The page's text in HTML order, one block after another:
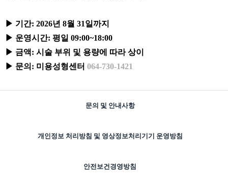
▶ 기간: 2026년 8월 31일까지
▶ 운영시간: 평일 09:00~18:00
▶ 금액: 시술 부위 및 용량에 따라 상이
▶ 문의: 미용성형센터 064-730-1421
문의 및 안내사항
개인정보 처리방침 및 영상정보처리기기 운영방침
안전보건경영방침